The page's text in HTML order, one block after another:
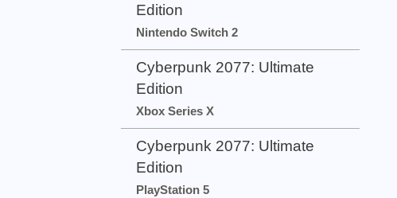
Edition
Nintendo Switch 2
Cyberpunk 2077: Ultimate
Edition
Xbox Series X
Cyberpunk 2077: Ultimate
Edition
PlayStation 5